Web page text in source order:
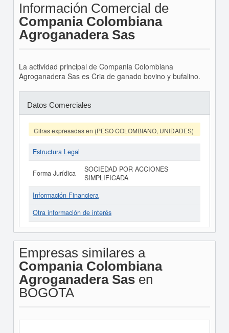
Información Comercial de
Compania Colombiana
Agroganadera Sas
La actividad principal de Compania Colombiana
Agroganadera Sas es Cria de ganado bovino y bufalino.
Datos Comerciales
Cifras expresadas en (PESO COLOMBIANO, UNIDADES)
Estructura Legal
Forma Jurídica
SOCIEDAD POR ACCIONES
SIMPLIFICADA
Información Financiera
Otra información de interés
Empresas similares a
Compania Colombiana
Agroganadera Sasen
BOGOTA